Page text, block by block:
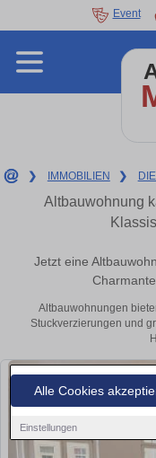
Alle Cookies
Einstellungen
Event
❯ IMMOBILIEN ❯
Altbauwohnung
Jetzt eine
Altbauwohnungen
Stuckverzierungen und